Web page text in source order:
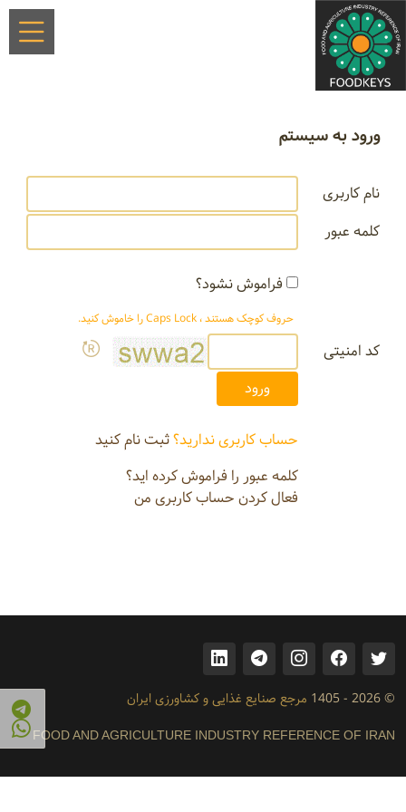
ورود به سیستم
نام کاربری
کلمه عبور
فراموش نشود؟
حروف کوچک هستند ، Caps Lock را خاموش کنید.
کد امنیتی
حساب کاربری ندارید؟ثبت نام کنید
کلمه عبور را فراموش کرده اید؟
فعال کردن حساب کاربری من
© 2026 - 1405 مرجع صنایع غذایی و کشاورزی ایران
FOOD AND AGRICULTURE INDUSTRY REFERENCE OF IRAN